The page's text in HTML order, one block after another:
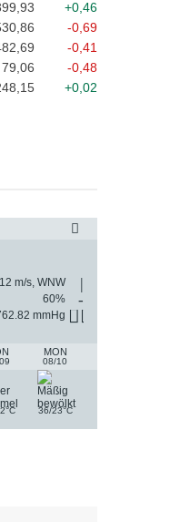
+0,46
-0,69
-0,41
79,06
-0,48
+0,02
12 m/s, WNW
60%
mmHg
MON
08/10
°C 36/23°C